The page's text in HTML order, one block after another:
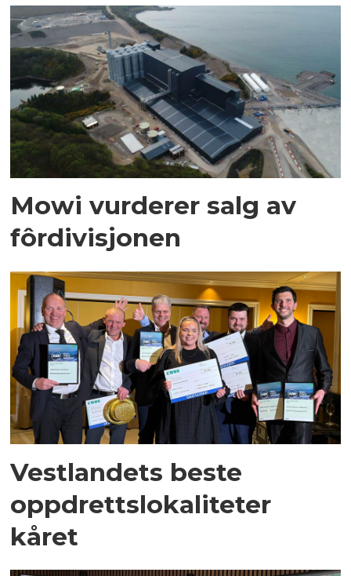
Mowi vurderer salg av
fôrdivisjonen
Vestlandets beste
oppdrettslokaliteter
kåret